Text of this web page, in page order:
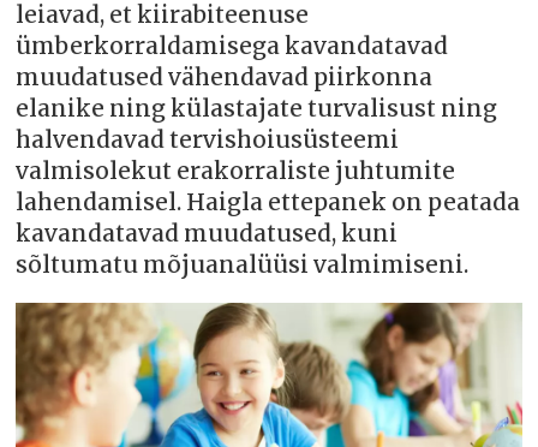
leiavad, et kiirabiteenuse
ümberkorraldamisega kavandatavad
muudatused vähendavad piirkonna
elanike ning külastajate turvalisust ning
halvendavad tervishoiusüsteemi
valmisolekut erakorraliste juhtumite
lahendamisel. Haigla ettepanek on peatada
kavandatavad muudatused, kuni
sõltumatu mõjuanalüüsi valmimiseni.